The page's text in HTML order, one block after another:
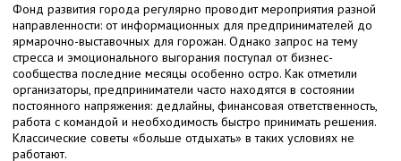
Фонд развития города регулярно проводит мероприятия разной
направленности: от информационных для предпринимателей до
ярмарочно-выставочных для горожан. Однако запрос на тему
стресса и эмоционального выгорания поступал от бизнес-
сообщества последние месяцы особенно остро. Как отметили
организаторы, предприниматели часто находятся в состоянии
постоянного напряжения: дедлайны, финансовая ответственность,
работа с командой и необходимость быстро принимать решения.
Классические советы «больше отдыхать» в таких условиях не
работают.